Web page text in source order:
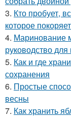
3. Кто пробует,
которое
4. Маринование
руководство
5. Как и где
сохранения
6. Простые
весны
7. Как хранить